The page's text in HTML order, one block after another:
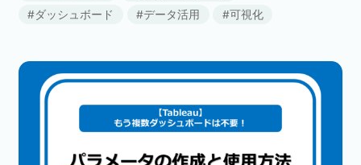
ダッシュボード
データ活用 可視化